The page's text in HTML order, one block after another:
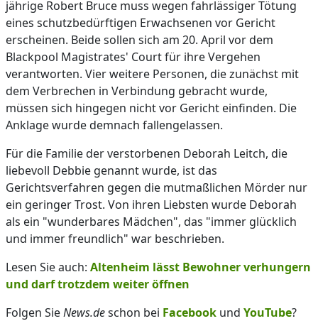
jährige Robert Bruce muss wegen fahrlässiger Tötung
eines schutzbedürftigen Erwachsenen vor Gericht
erscheinen. Beide sollen sich am 20. April vor dem
Blackpool Magistrates' Court für ihre Vergehen
verantworten. Vier weitere Personen, die zunächst mit
dem Verbrechen in Verbindung gebracht wurde,
müssen sich hingegen nicht vor Gericht einfinden. Die
Anklage wurde demnach fallengelassen.
Für die Familie der verstorbenen Deborah Leitch, die
liebevoll Debbie genannt wurde, ist das
Gerichtsverfahren gegen die mutmaßlichen Mörder nur
ein geringer Trost. Von ihren Liebsten wurde Deborah
als ein "wunderbares Mädchen", das "immer glücklich
und immer freundlich" war beschrieben.
Lesen Sie auch: Altenheim lässt Bewohner verhungern
und darf trotzdem weiter öffnen
Folgen SieNews.deschon bei Facebook und YouTube?